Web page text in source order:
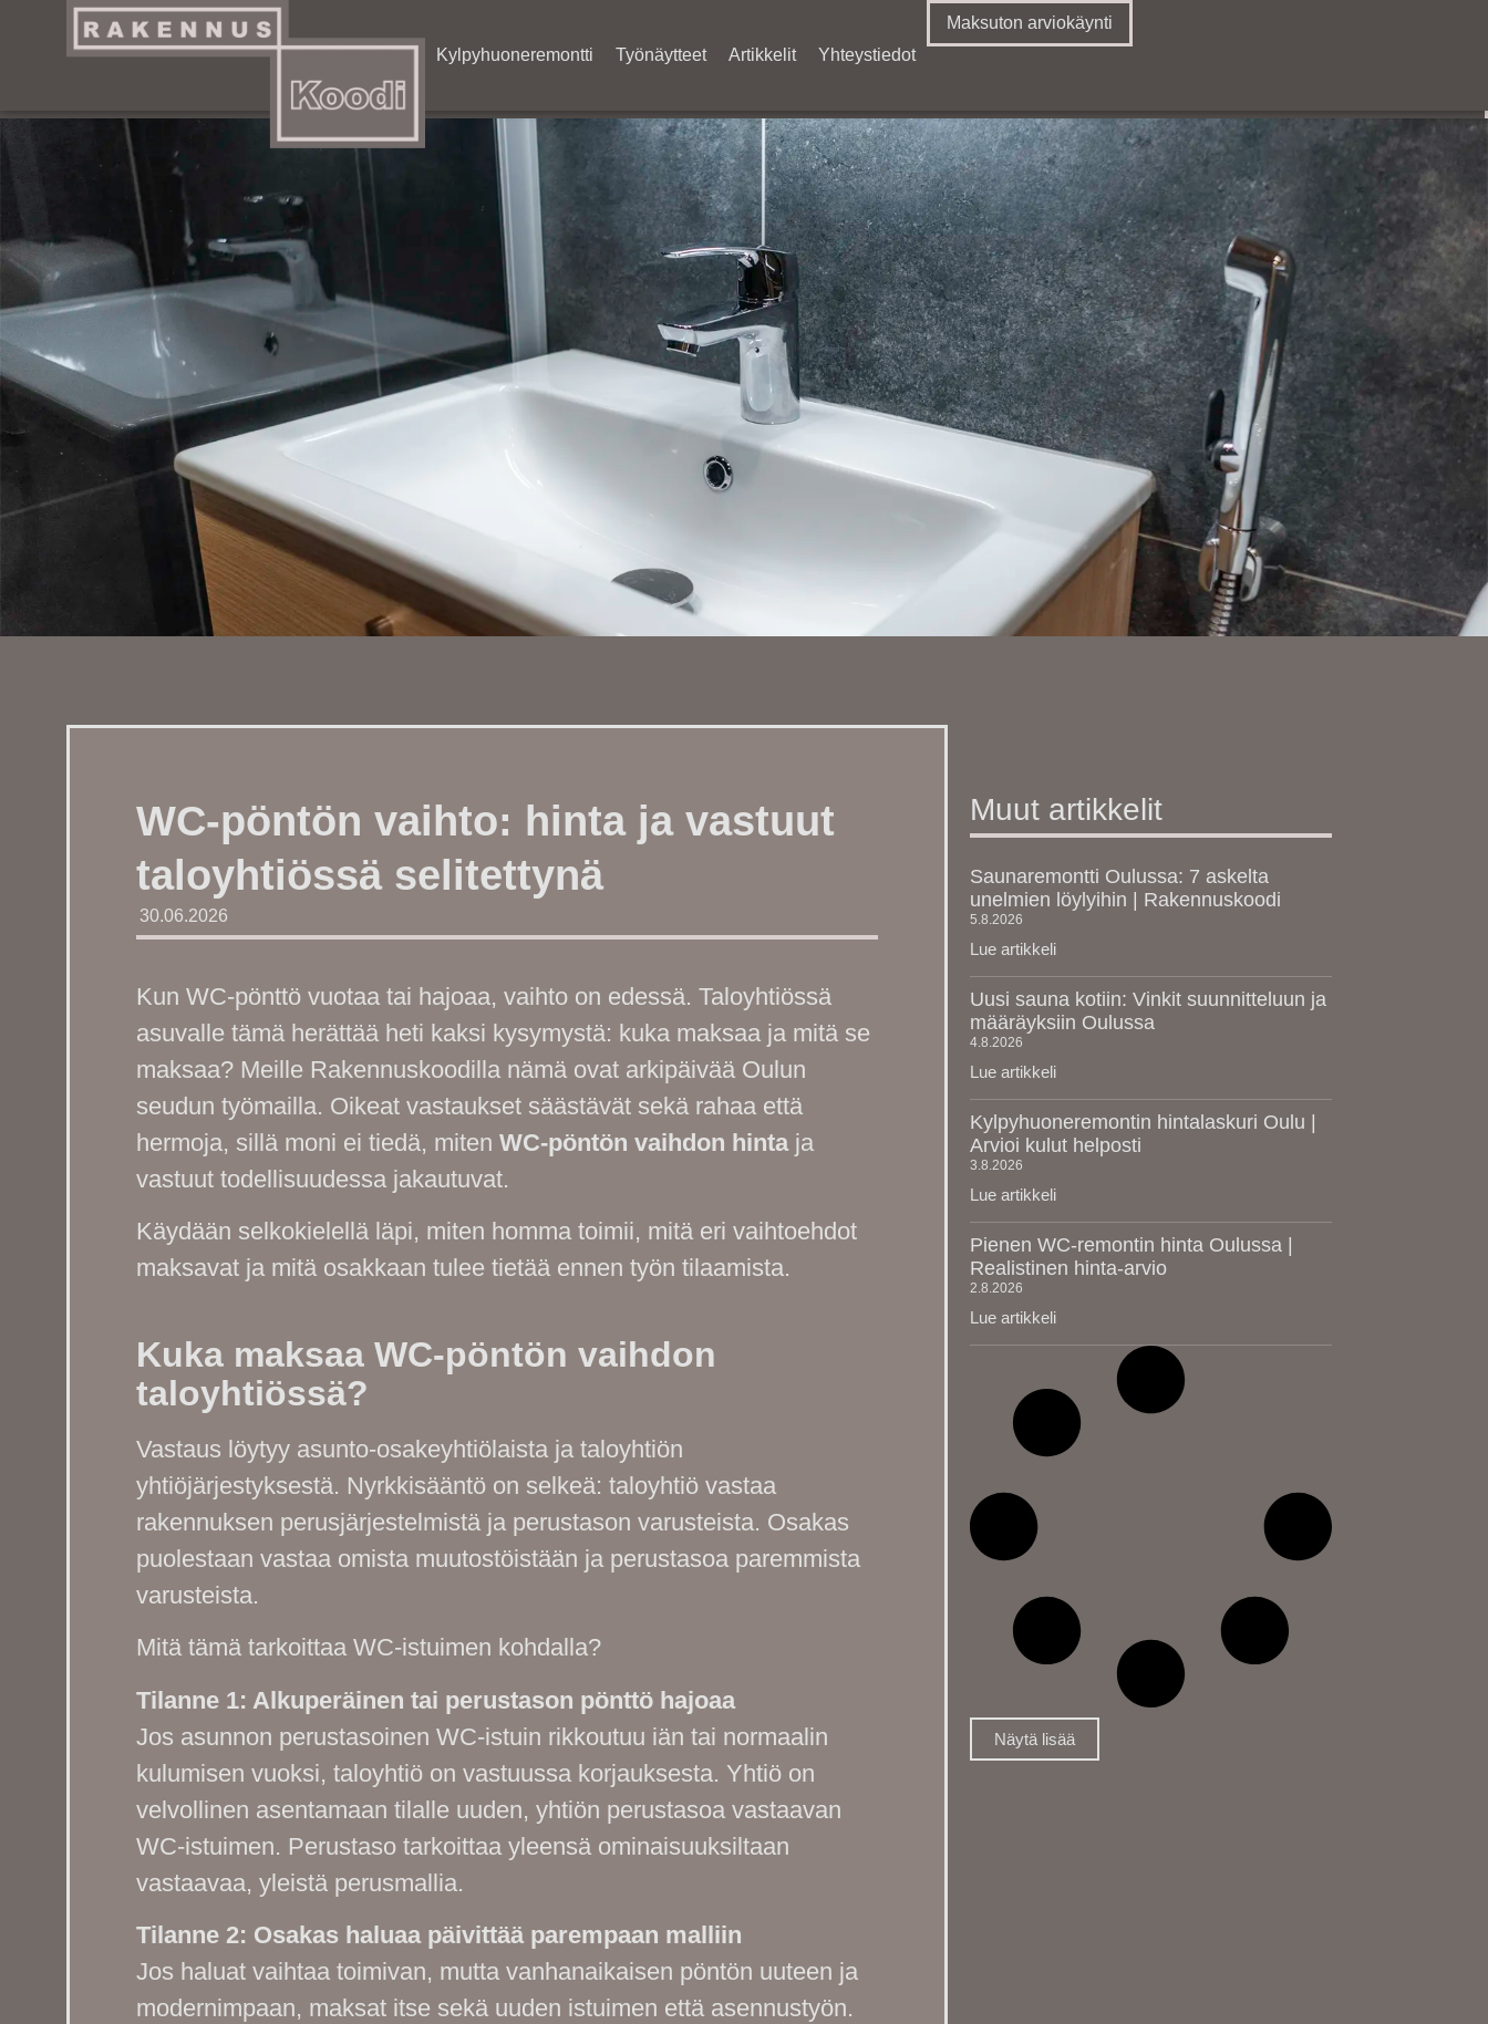
Kylpyhuoneremontti Työnäytteet Artikkelit Yhteystiedot
Maksuton arviokäynti
Artikkelit
WC-pöntön vaihto: hinta ja vastuut
taloyhtiössä selitettynä
30.06.2026
Kun WC-pönttö vuotaa tai hajoaa, vaihto on edessä. Taloyhtiössä
asuvalle tämä herättää heti kaksi kysymystä: kuka maksaa ja mitä se
maksaa? Meille Rakennuskoodilla nämä ovat arkipäivää Oulun
seudun työmailla. Oikeat vastaukset säästävät sekä rahaa että
hermoja, sillä moni ei tiedä, miten WC-pöntön vaihdon hintaja
vastuut todellisuudessa jakautuvat.
Käydään selkokielellä läpi, miten homma toimii, mitä eri vaihtoehdot
maksavat ja mitä osakkaan tulee tietää ennen työn tilaamista.
Kuka maksaa WC-pöntön vaihdon
taloyhtiössä?
Vastaus löytyy asunto-osakeyhtiölaista ja taloyhtiön
yhtiöjärjestyksestä. Nyrkkisääntö on selkeä: taloyhtiö vastaa
rakennuksen perusjärjestelmistä ja perustason varusteista. Osakas
puolestaan vastaa omista muutostöistään ja perustasoa paremmista
varusteista.
Mitä tämä tarkoittaa WC-istuimen kohdalla?
Tilanne 1: Alkuperäinen tai perustason pönttö hajoaa
Jos asunnon perustasoinen WC-istuin rikkoutuu iän tai normaalin
kulumisen vuoksi, taloyhtiö on vastuussa korjauksesta. Yhtiö on
velvollinen asentamaan tilalle uuden, yhtiön perustasoa vastaavan
WC-istuimen. Perustaso tarkoittaa yleensä ominaisuuksiltaan
vastaavaa, yleistä perusmallia.
Tilanne 2: Osakas haluaa päivittää parempaan malliin
Jos haluat vaihtaa toimivan, mutta vanhanaikaisen pöntön uuteen ja
modernimpaan, maksat itse sekä uuden istuimen että asennustyön.
Muut artikkelit
Saunaremontti Oulussa: 7 askelta
unelmien löylyihin | Rakennuskoodi
5.8.2026
Lue artikkeli
Uusi sauna kotiin: Vinkit suunnitteluun ja
määräyksiin Oulussa
4.8.2026
Lue artikkeli
Kylpyhuoneremontin hintalaskuri Oulu |
Arvioi kulut helposti
3.8.2026
Lue artikkeli
Pienen WC-remontin hinta Oulussa |
Realistinen hinta-arvio
2.8.2026
Lue artikkeli
Näytä lisää